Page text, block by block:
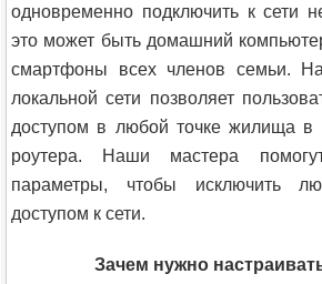
одновременно подключить к сети
это может быть домашний
смартфоны всех членов семьи.
локальной сети позволяет
доступом в любой точке жилища в
роутера. Наши мастера
параметры, чтобы исключить
доступом к сети.
Зачем нужно